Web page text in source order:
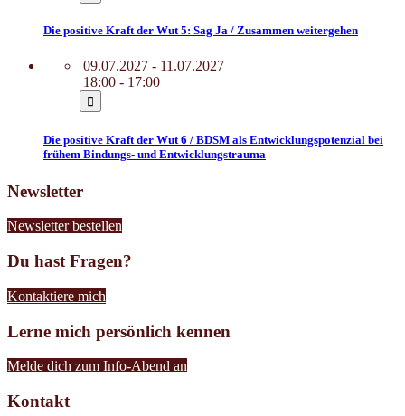
Die positive Kraft der Wut 5: Sag Ja / Zusammen weitergehen
09.07.2027 - 11.07.2027
18:00 - 17:00
Die positive Kraft der Wut 6 / BDSM als Entwicklungspotenzial bei
frühem Bindungs- und Entwicklungstrauma
Newsletter
Newsletter bestellen
Du hast Fragen?
Kontaktiere mich
Lerne mich persönlich kennen
Melde dich zum Info-Abend an
Kontakt